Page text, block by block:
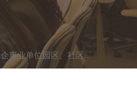
企事业单位园区、社区...